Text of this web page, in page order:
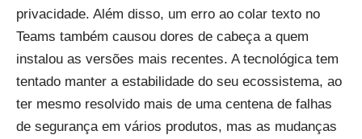
privacidade. Além disso, um erro ao colar texto no
Teams também causou dores de cabeça a quem
instalou as versões mais recentes. A tecnológica tem
tentado manter a estabilidade do seu ecossistema, ao
ter mesmo resolvido mais de uma centena de falhas
de segurançaem vários produtos, mas as mudanças